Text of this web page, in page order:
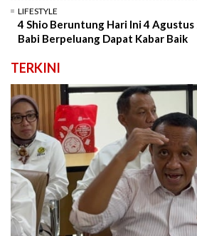
LIFESTYLE
4 Shio Beruntung Hari Ini 4
Babi Berpeluang Dapat Kabar Baik
TERKINI